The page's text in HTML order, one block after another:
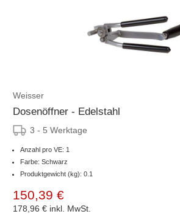
Weisser
Dosenöffner - Edelstahl
3 - 5 Werktage
Anzahl pro VE: 1
Farbe: Schwarz
Produktgewicht (kg): 0.1
150,39 €
178,96 € inkl. MwSt.